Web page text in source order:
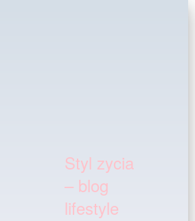
Styl zycia
– blog
lifestyle